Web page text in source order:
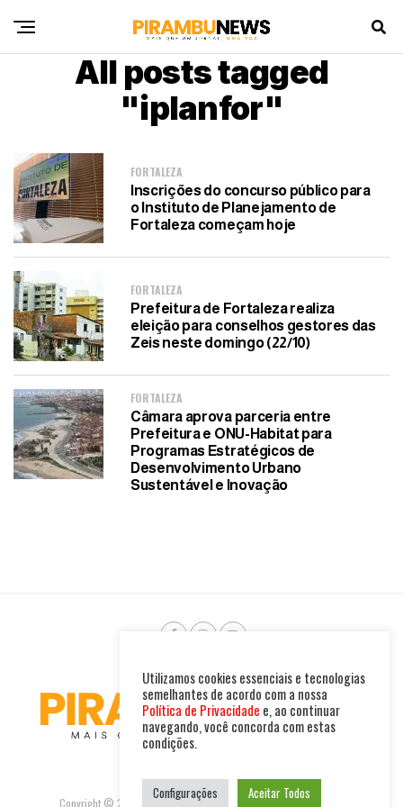
All posts tagged
"iplanfor"
FORTALEZA
Inscrições do concurso público para
o Instituto de Planejamento de
Fortaleza começam hoje
FORTALEZA
Prefeitura de Fortaleza realiza
eleição para conselhos gestores das
Zeis neste domingo (22/10)
FORTALEZA
Câmara aprova parceria entre
Prefeitura e ONU-Habitat para
Programas Estratégicos de
Desenvolvimento Urbano
Sustentável e Inovação
Copyright © 2025. Todos os direitos reservados. PIRAMBU NEWS
Utilizamos cookies essenciais e tecnologias
semelhantes de acordo com a nossa
Política de Privacidade e, ao continuar
navegando, você concorda com estas
condições.
Configurações Aceitar Todos